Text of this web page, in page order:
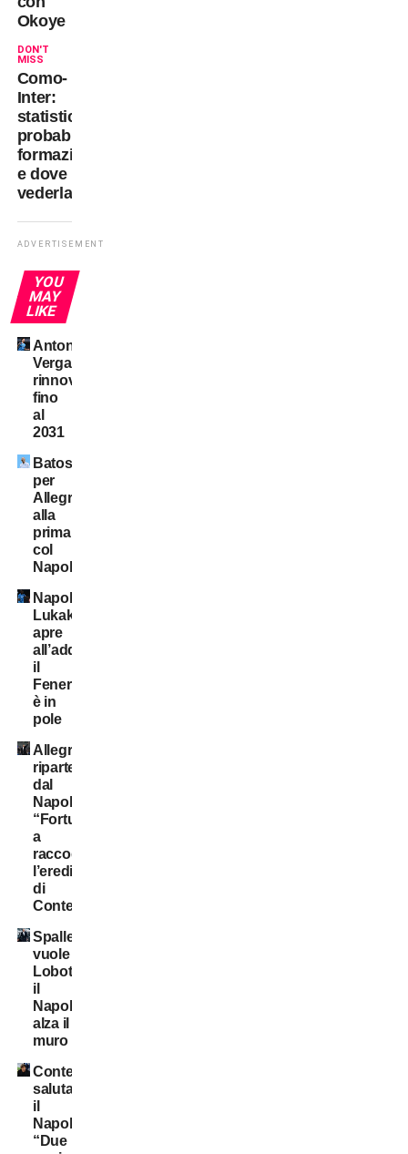
Okoye
DON'T
MISS
Como-
Inter:
statistiche,
probabili
formazioni
e dove
vederla
ADVERTISEMENT
YOU
MAY
LIKE
Antonio
Vergara,
rinnovo
fino
al
2031
Batosta
per
Allegri
alla
prima
col
Napoli
Napoli:
Lukaku
apre
all’addio,
il
Fenerbahçe
è in
pole
Allegri
riparte
dal
Napoli:
“Fortunato
a
raccogliere
l’eredità
di
Conte”
Spalletti
vuole
Lobotka:
il
Napoli
alza il
muro
Conte
saluta
il
Napoli:
“Due